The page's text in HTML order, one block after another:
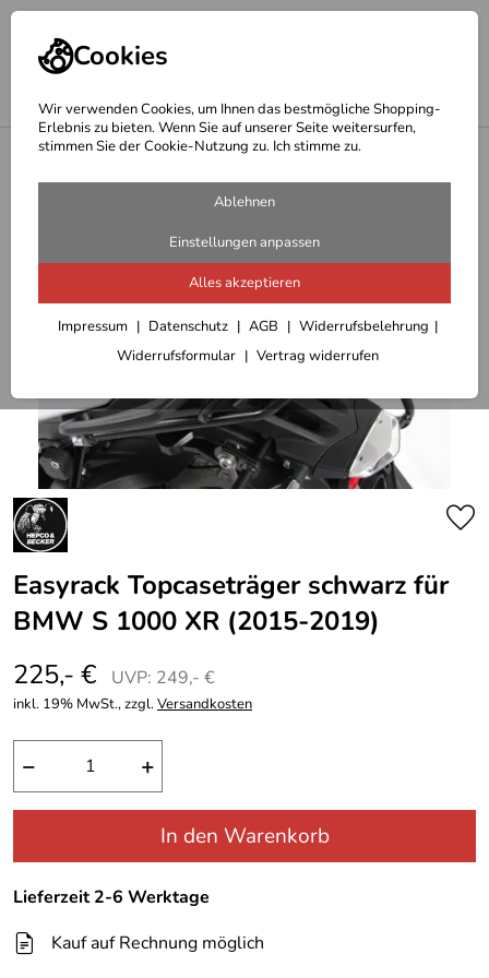
Cookies
Wir verwenden Cookies, um Ihnen das bestmögliche Shopping-
Erlebnis zu bieten. Wenn Sie auf unserer Seite weitersurfen,
stimmen Sie der Cookie-Nutzung zu. Ich stimme zu.
Ablehnen
Einstellungen anpassen
Alles akzeptieren
Impressum Datenschutz AGB
Widerrufsbelehrung
Widerrufsformular
Vertrag widerrufen
Hepco Becker Träger
Easyrack Topcaseträger schwarz für
BMW S 1000 XR (2015-2019)
225,- €
UVP: 249,- €
inkl. 19% MwSt., zzgl.Versandkosten
− +
In den Warenkorb
Lieferzeit 2-6 Werktage
Kauf auf Rechnung möglich